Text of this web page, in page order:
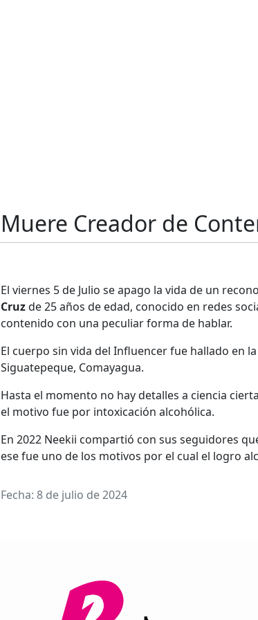
Muere Creador de
El viernes 5 de Julio se apago la vida de un
Cruzde 25 años de edad, conocido en redes
contenido con una peculiar forma de hablar.
El cuerpo sin vida del Influencer fue hallado en
Siguatepeque, Comayagua.
Hasta el momento no hay detalles a ciencia
el motivo fue por intoxicación alcohólica.
En 2022 Neekii compartió con sus seguidores
ese fue uno de los motivos por el cual el logro
Fecha: 8 de julio de 2024